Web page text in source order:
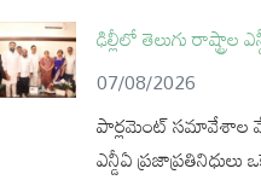
ఢిల్లీలో తెలుగు
07/08/2026
పార్లమెంట్ సమావేశాల
ఎన్డీఏ